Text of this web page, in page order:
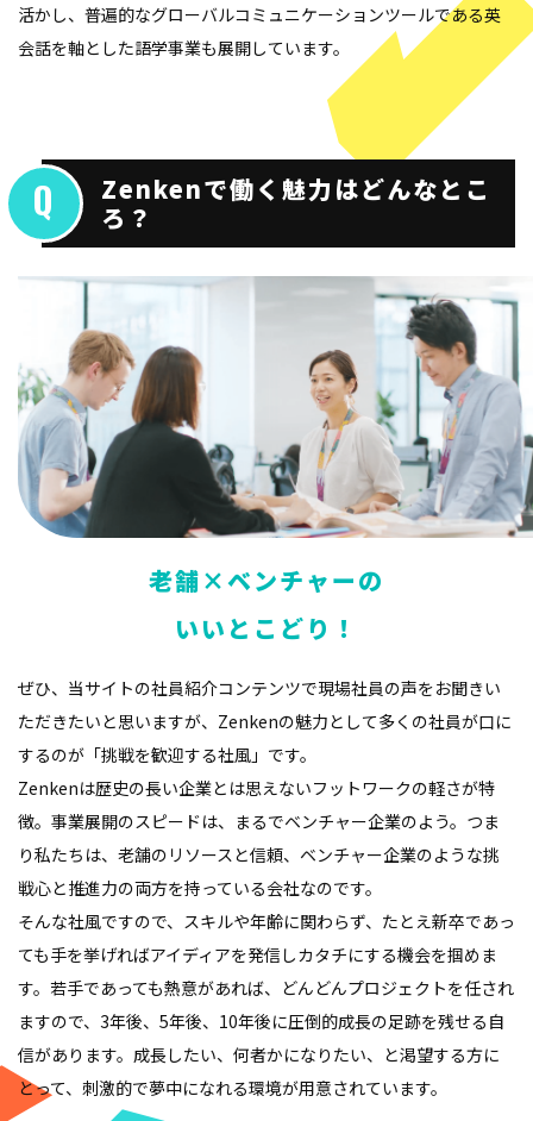
活かし、普遍的なグローバルコミュニケーションツールである英
会話を軸とした語学事業も展開しています。
Zenkenで働く魅力はどんなとこ
ろ？
老舗×ベンチャーの
いいとこどり！
ぜひ、当サイトの社員紹介コンテンツで現場社員の声をお聞きい
ただきたいと思いますが、Zenkenの魅力として多くの社員が口に
するのが「挑戦を歓迎する社風」です。
Zenkenは歴史の長い企業とは思えないフットワークの軽さが特
徴。事業展開のスピードは、まるでベンチャー企業のよう。つま
り私たちは、老舗のリソースと信頼、ベンチャー企業のような挑
戦心と推進力の両方を持っている会社なのです。
そんな社風ですので、スキルや年齢に関わらず、たとえ新卒であっ
ても手を挙げればアイディアを発信しカタチにする機会を掴めま
す。若手であっても熱意があれば、どんどんプロジェクトを任され
ますので、3年後、5年後、10年後に圧倒的成長の足跡を残せる自
信があります。成長したい、何者かになりたい、と渇望する方に
とって、刺激的で夢中になれる環境が用意されています。